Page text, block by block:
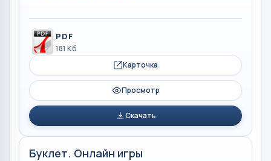
PDF
181 Кб
Карточка
Просмотр
Скачать
Буклет. Онлайн игры